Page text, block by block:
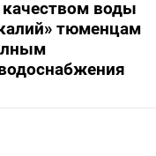
воды
тюменцам